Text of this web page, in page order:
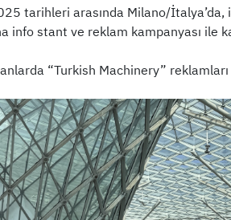
tarihleri arasında Milano/
info stant ve reklam kampanyası ile
“Turkish Machinery” reklamları